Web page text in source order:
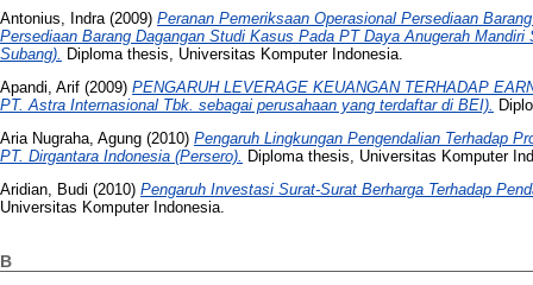
Antonius, Indra(2009) Peranan Pemeriksaan Operasional Persediaan
Persediaan Barang Dagangan Studi Kasus Pada PT Daya Anugerah
Subang). Diploma thesis, Universitas Komputer Indonesia.
Apandi, Arif (2009) PENGARUH LEVERAGE KEUANGAN TERHADAP
PT. Astra Internasional Tbk. sebagai perusahaan yang terdaftar di BEI).
Aria Nugraha, Agung (2010) Pengaruh Lingkungan Pengendalian Terhadap
PT. Dirgantara Indonesia (Persero).
Diploma thesis, Universitas Komputer
Aridian, Budi (2010) Pengaruh Investasi Surat-Surat Berharga Terhadap
Universitas Komputer Indonesia.
B